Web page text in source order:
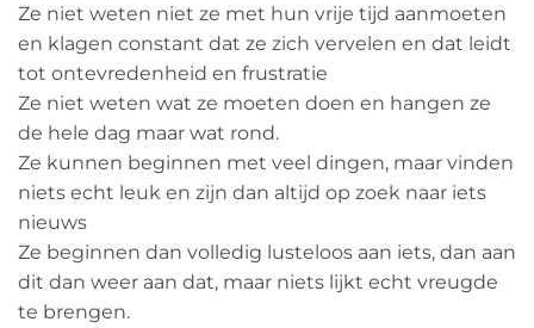
Ze niet weten niet ze met hun vrije tijd aanmoeten
en klagen constant dat ze zich vervelen en dat leidt
tot ontevredenheid en frustratie
Ze niet weten wat ze moeten doen en hangen ze
de hele dag maar wat rond.
Ze kunnen beginnen met veel dingen, maar vinden
niets echt leuk en zijn dan altijd op zoek naar iets
nieuws
Ze beginnen dan volledig lusteloos aan iets, dan aan
dit dan weer aan dat, maar niets lijkt echt vreugde
te brengen.